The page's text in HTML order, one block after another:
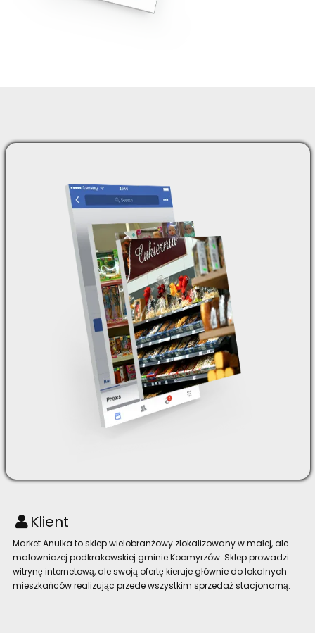
Klient
Market Anulka to sklep wielobranżowy zlokalizowany w małej, ale
malowniczej podkrakowskiej gminie Kocmyrzów. Sklep prowadzi
witrynę internetową, ale swoją ofertę kieruje głównie do lokalnych
mieszkańców realizując przede wszystkim sprzedaż stacjonarną.